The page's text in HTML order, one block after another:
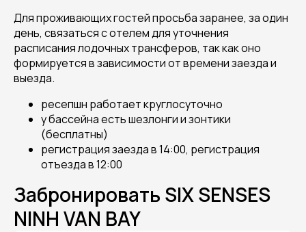
Для проживающих гостей просьба заранее, за один
день, связаться с отелем для уточнения
расписания лодочных трансферов, так как оно
формируется в зависимости от времени заезда и
выезда.
ресепшн работает круглосуточно
у бассейна есть шезлонги и зонтики
(бесплатны)
регистрация заезда в 14:00, регистрация
отъезда в 12:00
Забронировать SIX SENSES
NINH VAN BAY